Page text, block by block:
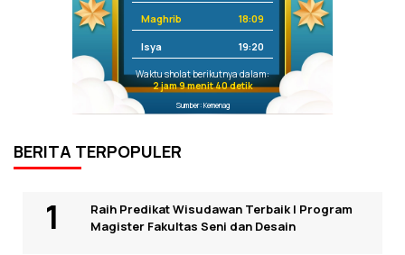
Maghrib 18:09
Isya 19:20
Waktu sholat berikutnya dalam:
2 jam 9 menit 40 detik
Sumber: Kemenag
BERITA TERPOPULER
Raih Predikat Wisudawan Terbaik I Program
Magister Fakultas Seni dan Desain